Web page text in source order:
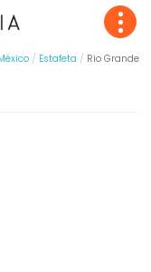
Estafeta Rio Grande